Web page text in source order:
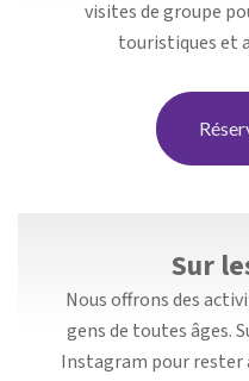
visites de groupe
touristiques et
Sur
Nous offrons des
gens de toutes âges.
Instagram pour rester